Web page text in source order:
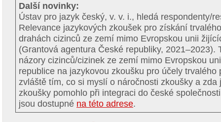
Další novinky:
Ústav pro jazyk český, v. v. i., hledá respondenty/
Relevance jazykových zkoušek pro získání
drahách cizinců ze zemí mimo Evropskou unii
(Grantová agentura České republiky, 2021–2023).
názory cizinců/cizinek ze zemí mimo Evropskou
republice na jazykovou zkoušku pro účely trvalého
zvláště tím, co si myslí o náročnosti zkoušky a zda
zkoušky pomohlo při integraci do české
jsou dostupné na této adrese.